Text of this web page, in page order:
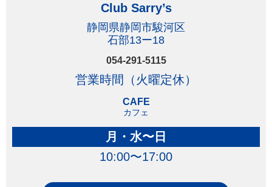
Club Sarry’s
静岡県静岡市駿河区
石部13ー18
054-291-5115
営業時間（火曜定休）
CAFE
カフェ
月・水〜日
10:00〜17:00